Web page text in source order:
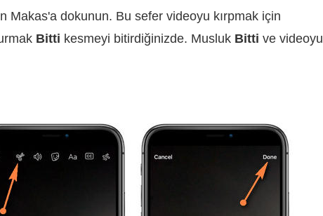
Makas'a dokunun. Bu sefer videoyu kırpmak için
Bitti kesmeyi bitirdiğinizde. Musluk Bitti ve videoyu